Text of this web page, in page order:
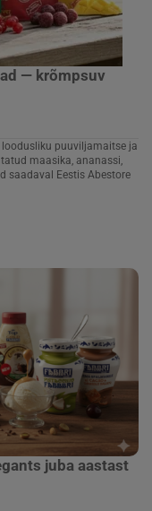
— krõmpsuv
puuvilja­maitse ja
maasika, ananassi,
saadaval Eestis Abestore
juba aastast